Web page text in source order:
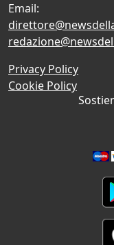
Email:
Privacy Policy
Cookie Policy